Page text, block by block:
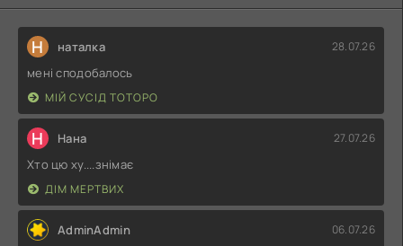
Н наталка 28.07.26
мені сподобалось
МІЙ СУСІД ТОТОРО
Н Нана 27.07.26
Хто цю ху....знімає
ДІМ МЕРТВИХ
AdminAdmin 06.07.26